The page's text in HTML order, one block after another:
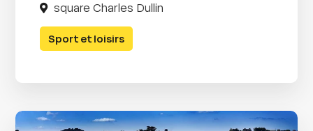
square Charles Dullin
Sport et loisirs